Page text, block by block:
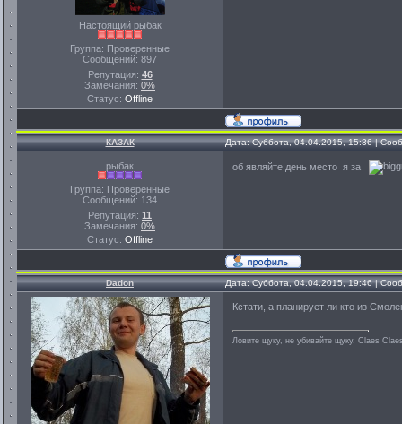
Настоящий рыбак
Группа: Проверенные
Сообщений: 897
Репутация: 46
Замечания: 0%
Статус: Offline
КАЗАК Дата: Суббота, 04.04.2015, 15:36 |
рыбак
Группа: Проверенные
Сообщений: 134
Репутация: 11
Замечания: 0%
Статус: Offline
об являйте день место я за
Dadon Дата: Суббота, 04.04.2015, 19:46 |
Кстати, а планирует ли кто из
Ловите щуку, не убивайте щуку. Сlaes